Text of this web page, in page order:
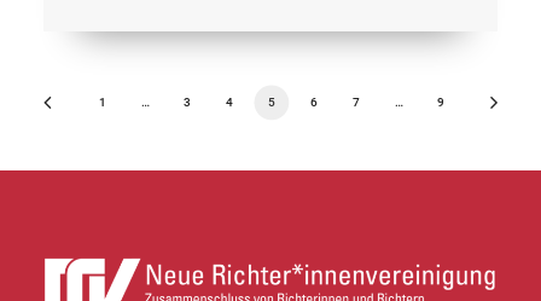
1 … 3 4 5 6 7 … 9